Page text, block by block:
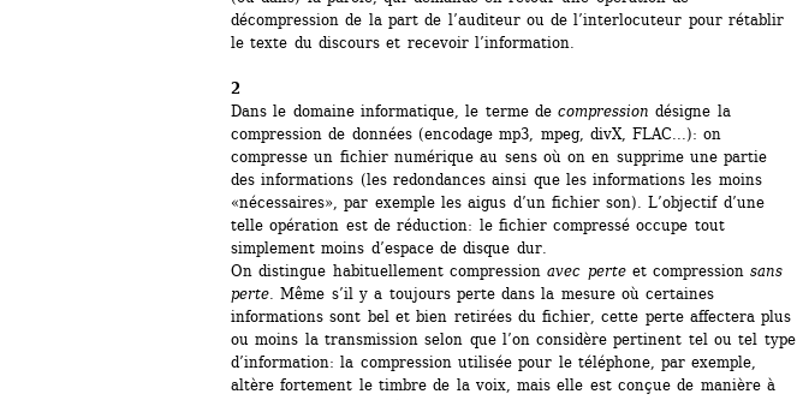
décompression de la part de l’auditeur ou de l’interlocuteur pour rétablir
le texte du discours et recevoir l’information.
2
Dans le domaine informatique, le terme de compression désigne la
compression de données (encodage mp3, mpeg, divX, FLAC...): on
compresse un fichier numérique au sens où on en supprime une partie
des informations (les redondances ainsi que les informations les moins
«nécessaires», par exemple les aigus d’un fichier son). L’objectif d’une
telle opération est de réduction: le fichier compressé occupe tout
simplement moins d’espace de disque dur.
On distingue habituellement compression avec perteet compression sans
perte. Même s’il y a toujours perte dans la mesure où certaines
informations sont bel et bien retirées du fichier, cette perte affectera plus
ou moins la transmission selon que l’on considère pertinent tel ou tel type
d’information: la compression utilisée pour le téléphone, par exemple,
altère fortement le timbre de la voix, mais elle est conçue de manière à